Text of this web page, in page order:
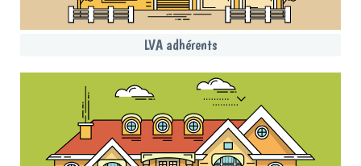
LVA adhérents